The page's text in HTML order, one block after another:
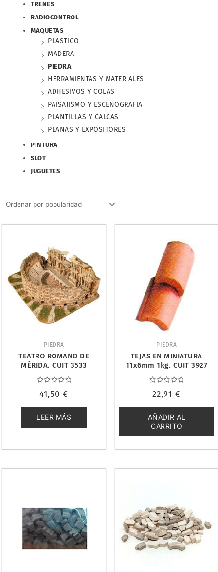
TRENES
RADIOCONTROL
MAQUETAS
PLASTICO
MADERA
PIEDRA
HERRAMIENTAS Y MATERIALES
ADHESIVOS Y COLAS
PAISAJISMO Y ESCENOGRAFIA
PLANTILLAS Y CALCAS
PEANAS Y EXPOSITORES
PINTURA
SLOT
JUGUETES
PIEDRA
TEATRO ROMANO DE
MÉRIDA. CUIT 3533
con
de
5
41,50€
LEER MÁS
PIEDRA
TEJAS EN MINIATURA
11x6mm 1kg. CUIT 3927
con
de
5
22,91€
AÑADIR AL
CARRITO